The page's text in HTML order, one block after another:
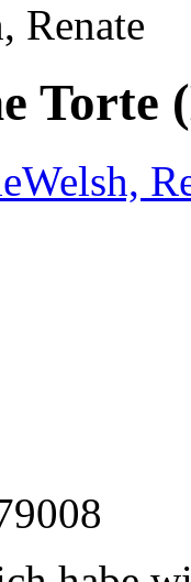
Renate
Torte
Welsh,